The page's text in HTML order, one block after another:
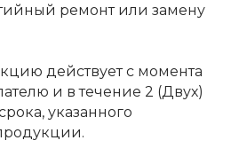
ремонт или замену
действует с момента
и в течение 2 (Двух)
указанного